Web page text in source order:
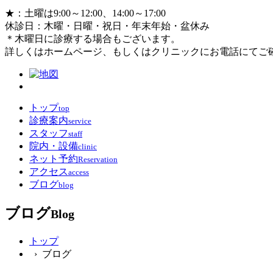
★ ：土曜は9:00～12:00、14:00～17:00
休診日：木曜・日曜・祝日・年末年始・盆休み
＊ 木曜日に診療する場合もございます。
詳しくはホームページ、もしくはクリニックにお電話にてご
トップtop
診療案内service
スタッフstaff
院内・設備clinic
ネット予約Reservation
アクセスaccess
ブログblog
ブログBlog
トップ
› ブログ